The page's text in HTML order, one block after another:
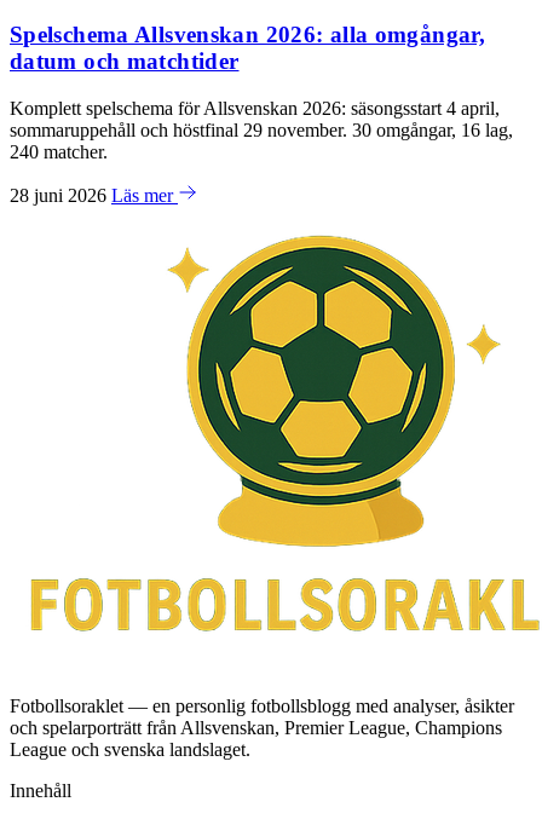
Spelschema Allsvenskan 2026: alla omgångar,
datum och matchtider
Komplett spelschema för Allsvenskan 2026: säsongsstart 4 april,
sommaruppehåll och höstfinal 29 november. 30 omgångar, 16 lag,
240 matcher.
28 juni 2026 Läs mer
Fotbollsoraklet — en personlig fotbollsblogg med analyser, åsikter
och spelarporträtt från Allsvenskan, Premier League, Champions
League och svenska landslaget.
Innehåll